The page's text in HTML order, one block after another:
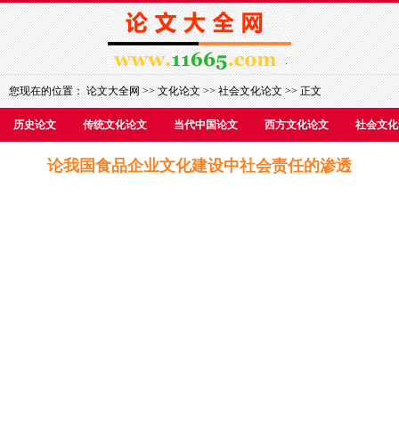
您现在的位置：论文大全网>>文化论文>>社会文化论文>> 正文
历史论文 传统文化论文 当代中国论文 西方文化论文 社会文
论我国食品企业文化建设中社会责任的渗透